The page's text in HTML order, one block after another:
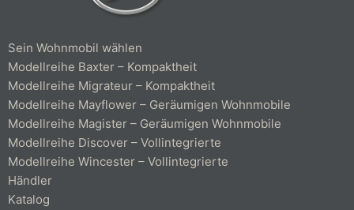
Sein Wohnmobil wählen
Modellreihe Baxter – Kompaktheit
Modellreihe Migrateur – Kompaktheit
Modellreihe Mayflower – Geräumigen Wohnmobile
Modellreihe Magister – Geräumigen Wohnmobile
Modellreihe Discover – Vollintegrierte
Modellreihe Wincester – Vollintegrierte
Händler
Katalog